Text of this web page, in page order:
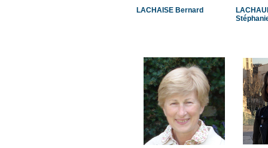
LACHAISE Bernard